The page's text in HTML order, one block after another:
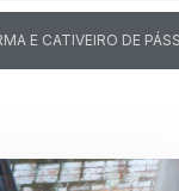
E CATIVEIRO DE